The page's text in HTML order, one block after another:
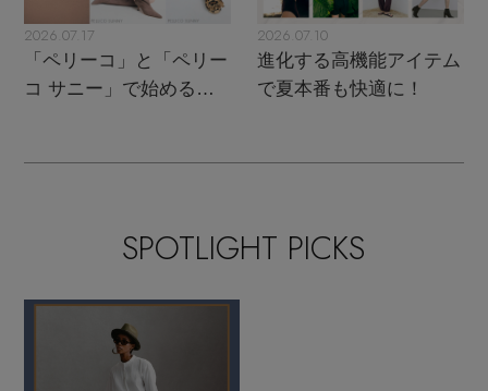
2026.07.17
「ペリーコ」と「ペリー
コ サニー」で始める秋
2026.07.10
進化する高機能アイテム
で夏本番も快適に！
SPOTLIGHT PICKS